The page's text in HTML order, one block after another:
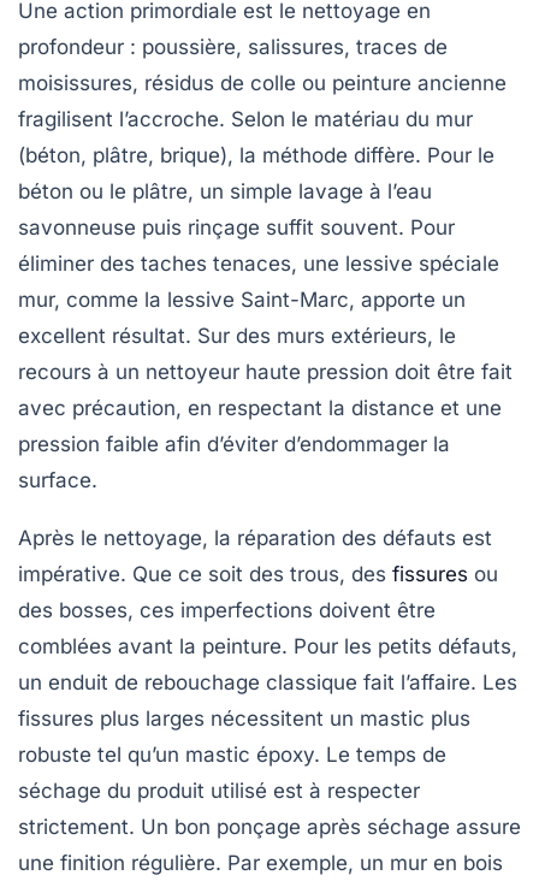
Une action primordiale est le nettoyage en
profondeur : poussière, salissures, traces de
moisissures, résidus de colle ou peinture ancienne
fragilisent l’accroche. Selon le matériau du mur
(béton, plâtre, brique), la méthode diffère. Pour le
béton ou le plâtre, un simple lavage à l’eau
savonneuse puis rinçage suffit souvent. Pour
éliminer des taches tenaces, une lessive spéciale
mur, comme la lessive Saint-Marc, apporte un
excellent résultat. Sur des murs extérieurs, le
recours à un nettoyeur haute pression doit être fait
avec précaution, en respectant la distance et une
pression faible afin d’éviter d’endommager la
surface.
Après le nettoyage, la réparation des défauts est
impérative. Que ce soit des trous, des fissures ou
des bosses, ces imperfections doivent être
comblées avant la peinture. Pour les petits défauts,
un enduit de rebouchage classique fait l’affaire. Les
fissures plus larges nécessitent un mastic plus
robuste tel qu’un mastic époxy. Le temps de
séchage du produit utilisé est à respecter
strictement. Un bon ponçage après séchage assure
une finition régulière. Par exemple, un mur en bois